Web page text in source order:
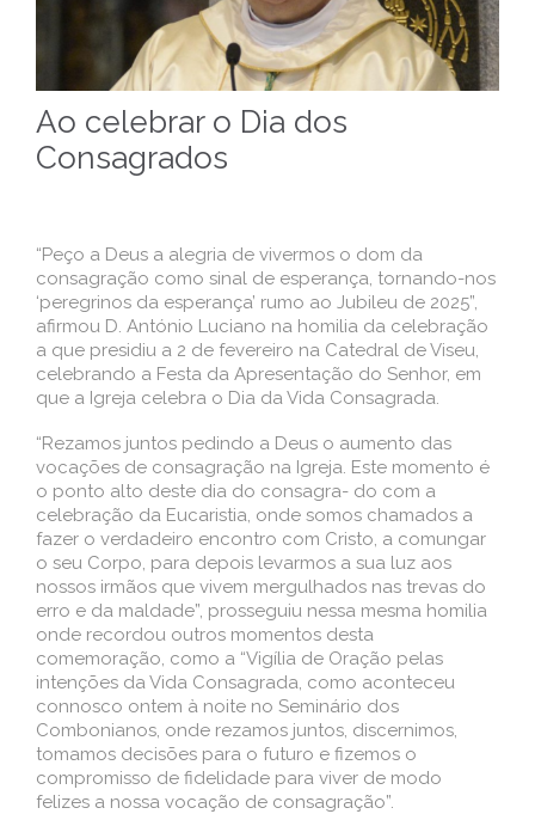
Ao celebrar o Dia dos
Consagrados
“Peço a Deus a alegria de vivermos o dom da
consagração como sinal de esperança, tornando-nos
‘peregrinos da esperança’ rumo ao Jubileu de 2025”,
afirmou D. António Luciano na homilia da celebração
a que presidiu a 2 de fevereiro na Catedral de Viseu,
celebrando a Festa da Apresentação do Senhor, em
que a Igreja celebra o Dia da Vida Consagrada.
“Rezamos juntos pedindo a Deus o aumento das
vocações de consagração na Igreja. Este momento é
o ponto alto deste dia do consagra- do com a
celebração da Eucaristia, onde somos chamados a
fazer o verdadeiro encontro com Cristo, a comungar
o seu Corpo, para depois levarmos a sua luz aos
nossos irmãos que vivem mergulhados nas trevas do
erro e da maldade”, prosseguiu nessa mesma homilia
onde recordou outros momentos desta
comemoração, como a “Vigília de Oração pelas
intenções da Vida Consagrada, como aconteceu
connosco ontem à noite no Seminário dos
Combonianos, onde rezamos juntos, discernimos,
tomamos decisões para o futuro e fizemos o
compromisso de fidelidade para viver de modo
felizes a nossa vocação de consagração”.